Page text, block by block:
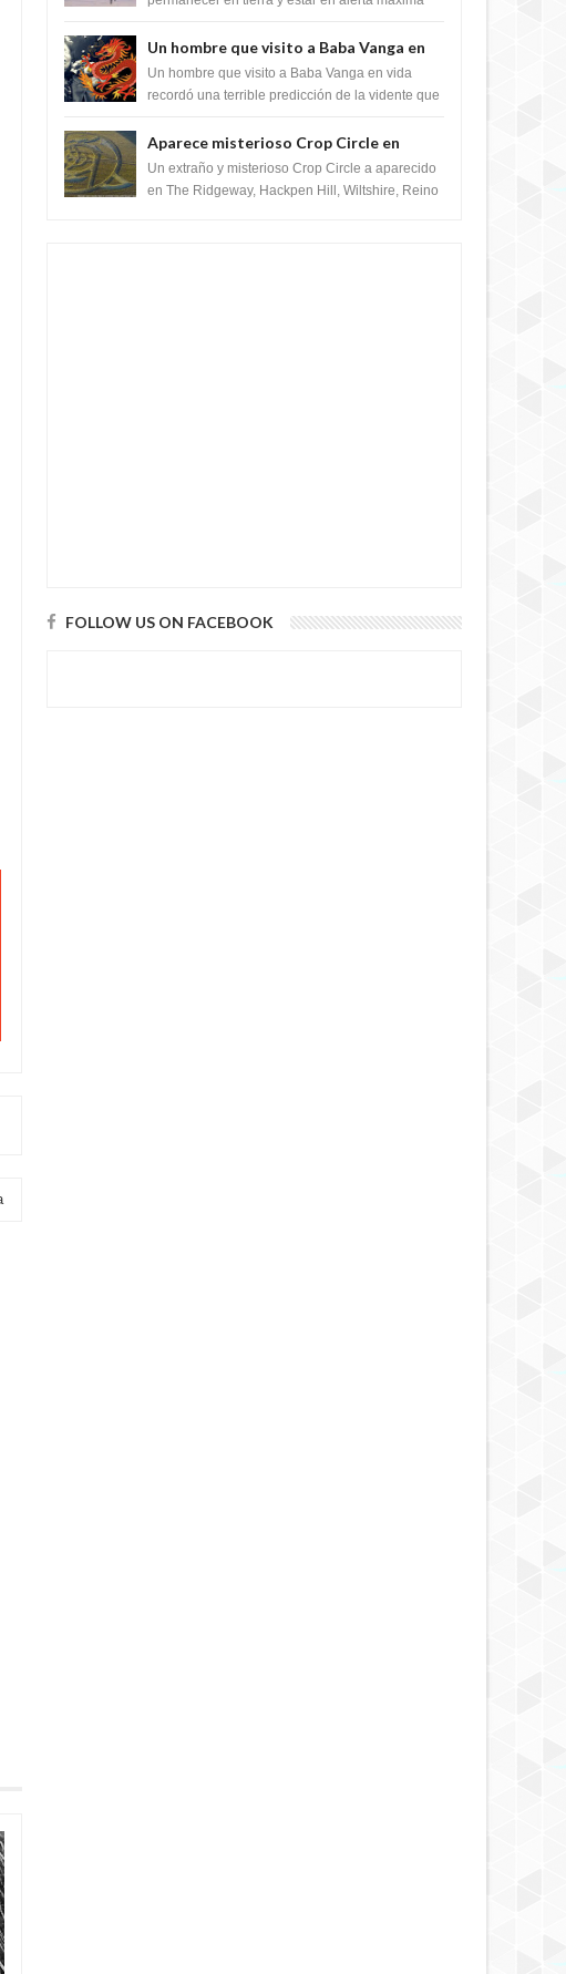
el ...
Un hombre que visito a Baba Vanga en
vida recordó la terrible predicción de la
vidente para febrero de 2022.
Un hombre que visito a Baba Vanga en vida
recordó una terrible predicción de la vidente que
pron...
Aparece misterioso Crop Circle en
Reino Unido 23 de junio 2016
Un extraño y misterioso Crop Circle a aparecido
en The Ridgeway, Hackpen Hill, Wiltshire, Reino
FOLLOW US ON FACEBOOK